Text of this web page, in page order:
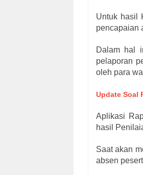
Untuk hasil
pencapaian
Dalam hal
pelaporan
oleh para
Update Soal
Aplikasi
hasil
Saat akan
absen